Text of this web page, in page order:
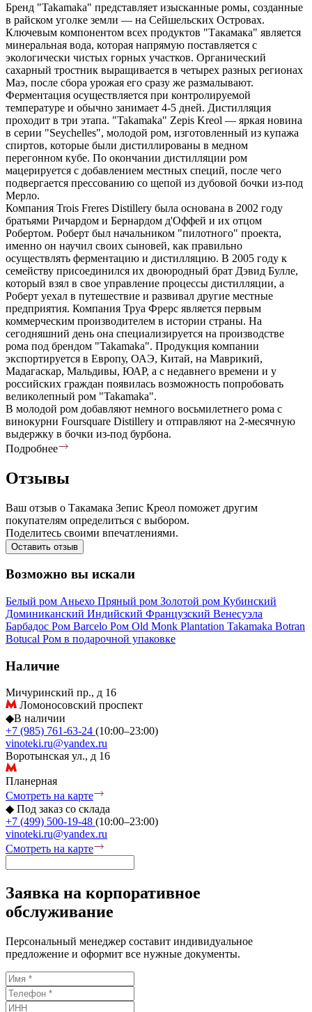
Бренд "Takamaka" представляет изысканные ромы, созданные
в райском уголке земли — на Сейшельских Островах.
Ключевым компонентом всех продуктов "Такамака" является
минеральная вода, которая напрямую поставляется с
экологически чистых горных участков. Органический
сахарный тростник выращивается в четырех разных регионах
Маэ, после сбора урожая его сразу же размалывают.
Ферментация осуществляется при контролируемой
температуре и обычно занимает 4-5 дней. Дистилляция
проходит в три этапа. "Takamaka" Zepis Kreol — яркая новина
в серии "Seychelles", молодой ром, изготовленный из купажа
спиртов, которые были дистиллированы в медном
перегонном кубе. По окончании дистилляции ром
мацерируется с добавлением местных специй, после чего
подвергается прессованию со щепой из дубовой бочки из-под
Мерло.
Компания Trois Freres Distillery была основана в 2002 году
братьями Ричардом и Бернардом д'Оффей и их отцом
Робертом. Роберт был начальником "пилотного" проекта,
именно он научил своих сыновей, как правильно
осуществлять ферментацию и дистилляцию. В 2005 году к
семейству присоединился их двоюродный брат Дэвид Булле,
который взял в свое управление процессы дистилляции, а
Роберт уехал в путешествие и развивал другие местные
предприятия. Компания Труа Фрерс является первым
коммерческим производителем в истории страны. На
сегодняшний день она специализируется на производстве
рома под брендом "Takamaka". Продукция компании
экспортируется в Европу, ОАЭ, Китай, на Маврикий,
Мадагаскар, Мальдивы, ЮАР, а с недавнего времени и у
российских граждан появилась возможность попробовать
великолепный ром "Takamaka".
В молодой ром добавляют немного восьмилетнего рома с
винокурни Foursquare Distillery и отправляют на 2-месячную
выдержку в бочки из-под бурбона.
Подробнее
Отзывы
Ваш отзыв о Такамака Зепис Креол поможет другим
покупателям определиться с выбором.
Поделитесь своими впечатлениями.
Оставить отзыв
Возможно вы искали
Белый ром Аньехо Пряный ром Золотой ром Кубинский
Доминиканский Индийский Французский Венесуэла
Барбадос Ром Barcelo Ром Old Monk Plantation Takamaka Botran
Botucal Ром в подарочной упаковке
Наличие
Мичуринский пр., д 16
Ломоносовский проспект
◆В наличии
+7 (985) 761-63-24 (10:00–23:00)
vinoteki.ru@yandex.ru
Воротынская ул., д 16
Планерная
Смотреть на карте
◆ Под заказ со склада
+7 (499) 500-19-48 (10:00–23:00)
vinoteki.ru@yandex.ru
Смотреть на карте
Заявка на корпоративное
обслуживание
Персональный менеджер составит индивидуальное
предложение и оформит все нужные документы.